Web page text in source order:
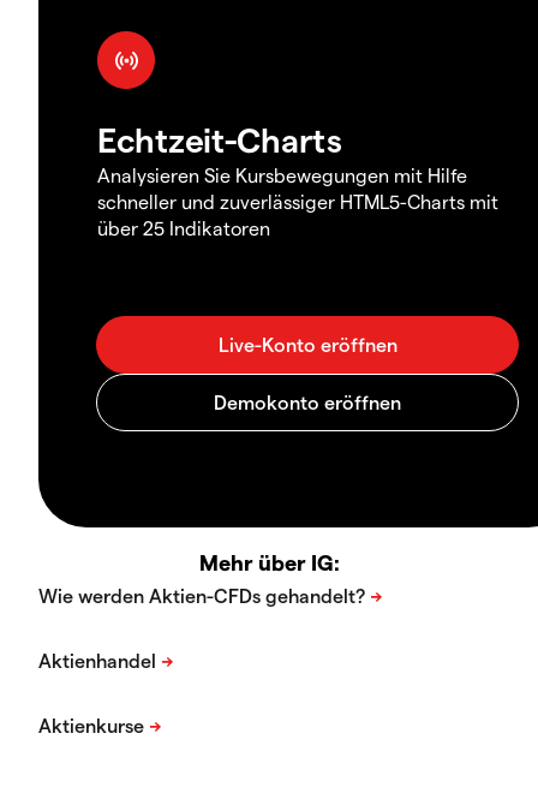
Echtzeit-Charts
Analysieren Sie Kursbewegungen mit Hilfe
schneller und zuverlässiger HTML5-Charts mit
über 25 Indikatoren
Mehr über IG: